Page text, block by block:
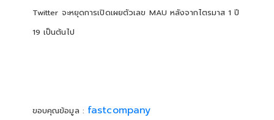
Twitter จะหยุดการเปิดเผยตัวเลข MAU หลังจากไตรมาส 1 ปี
19 เป็นต้นไป
ขอบคุณข้อมูล : fastcompany